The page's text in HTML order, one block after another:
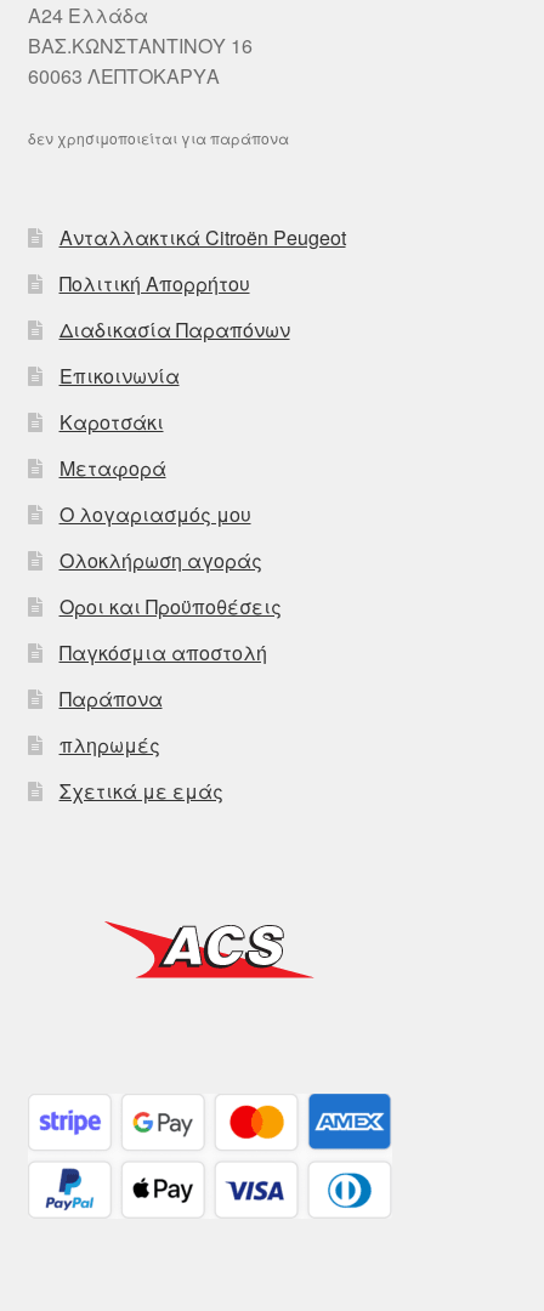
A24 Ελλάδα
ΒΑΣ.ΚΩΝΣΤΑΝΤΙΝΟΥ 16
60063 ΛΕΠΤΟΚΑΡΥΑ
δεν χρησιμοποιείται για παράπονα
Ανταλλακτικά Citroën Peugeot
Πολιτική Απορρήτου
Διαδικασία Παραπόνων
Επικοινωνία
Καροτσάκι
Μεταφορά
Ο λογαριασμός μου
Ολοκλήρωση αγοράς
Οροι και Προϋποθέσεις
Παγκόσμια αποστολή
Παράπονα
πληρωμές
Σχετικά με εμάς